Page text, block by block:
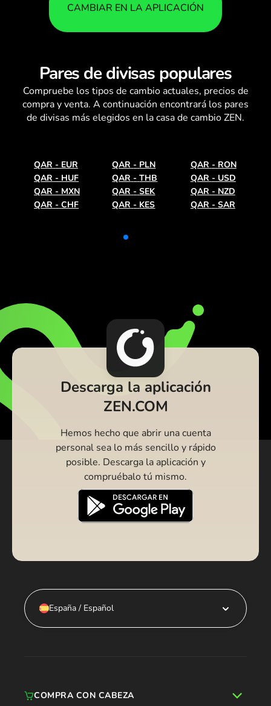
CAMBIAR EN LA APLICACIÓN
Pares de divisas populares
Compruebe los tipos de cambioactuales, precios de
compra y venta. A continuación encontrará los pares
de divisas más elegidos en la casa de cambio ZEN.
QAR - EUR QAR - PLN QAR - RON
QAR - HUF QAR - THB QAR - USD
QAR - MXN QAR - SEK QAR - NZD
QAR - CHF QAR - KES QAR - SAR
Descarga la aplicación
ZEN.COM
Hemos hecho que abrir una cuenta
personal sea lo más sencillo y rápido
posible. Descarga la aplicación y
compruébalo tú mismo.
España / Español
COMPRA CON CABEZA